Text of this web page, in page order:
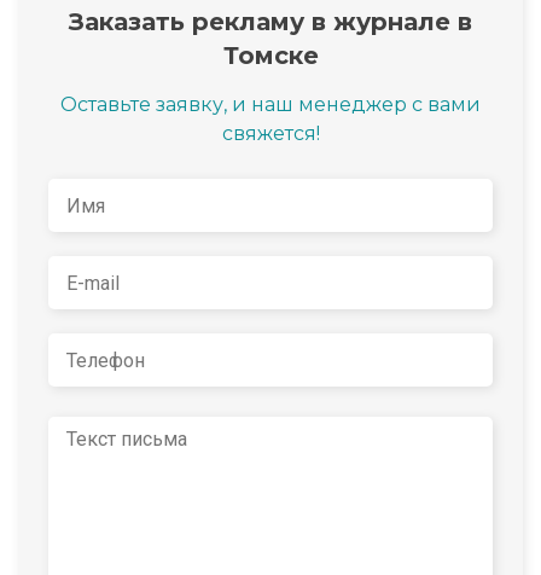
Заказать рекламу в журнале в
Томске
Оставьте заявку, и наш менеджер с вами
свяжется!